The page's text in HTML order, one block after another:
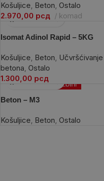
Košuljice, Beton, Ostalo
2.970,00 рсд komad
Isomat Adinol Rapid – 5KG
Košuljice, Beton, Učvršćivanje
betona, Ostalo
1.300,00 рсд
Po porudžbini
Beton – M3
Košuljice, Beton, Ostalo